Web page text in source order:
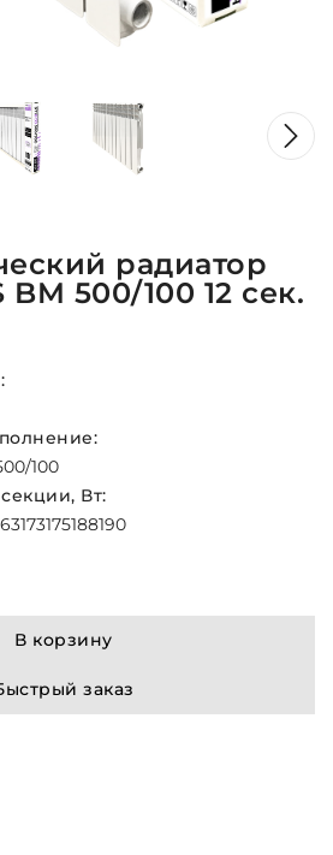
радиатор
BM 500/100 12 сек.
100
Вт:
173175188190
В корзину
заказ